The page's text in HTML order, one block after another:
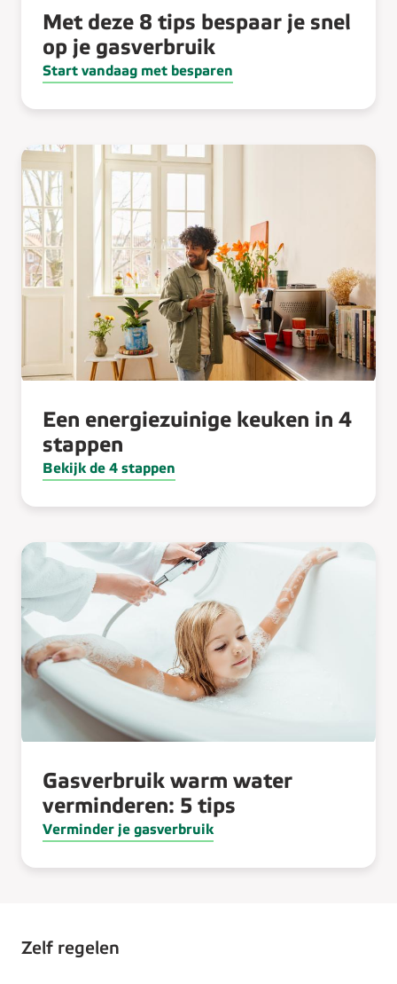
Met deze 8 tips bespaar je snel
op je gasverbruik
Start vandaag met besparen
Een energiezuinige keuken in 4
stappen
Bekijk de 4 stappen
Gasverbruik warm water
verminderen: 5 tips
Verminder je gasverbruik
Zelf regelen